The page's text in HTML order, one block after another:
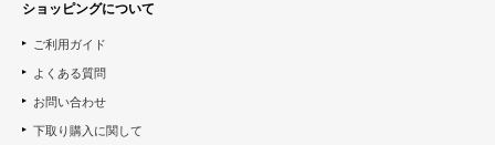
ショッピングについて
ご利用ガイド
よくある質問
お問い合わせ
下取り購入に関して